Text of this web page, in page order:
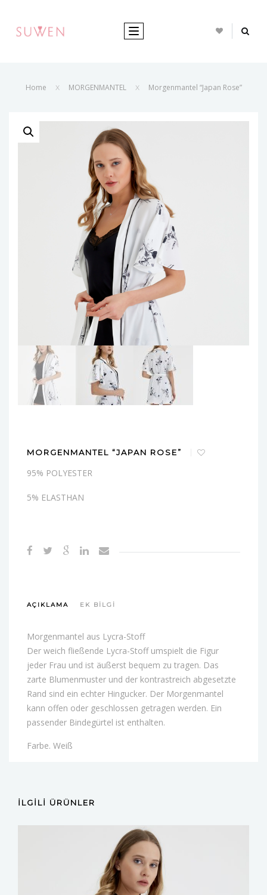
TOGGLE NAVIGATION
Home X MORGENMANTEL X Morgenmantel “Japan Rose”
MORGENMANTEL “JAPAN ROSE”
95% POLYESTER
5% ELASTHAN
AÇIKLAMA EK BILGI
Morgenmantel aus Lycra-Stoff
Der weich fließende Lycra-Stoff umspielt die Figur
jeder Frau und ist äußerst bequem zu tragen. Das
zarte Blumenmuster und der kontrastreich abgesetzte
Rand sind ein echter Hingucker. Der Morgenmantel
kann offen oder geschlossen getragen werden. Ein
passender Bindegürtel ist enthalten.
Farbe. Weiß
İLGILI ÜRÜNLER